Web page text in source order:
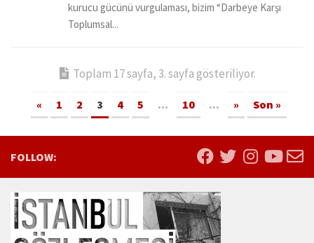
kurucu gücünü vurgulaması, bizim “Darbeye Karşı
Toplumsal...
Toplam 17 sayfa, 3. sayfa gösteriliyor.
« 1 2 3 4 5 ... 10 ... » Son »
FOLLOW: